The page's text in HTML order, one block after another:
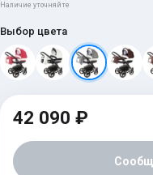
Наличие уточняйте
Выбор цвета
42 090 ₽